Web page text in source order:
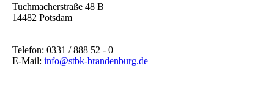
Tuchmacherstraße 48 B
14482 Potsdam
Telefon: 0331 / 888 52 - 0
E-Mail: info@stbk-brandenburg.de